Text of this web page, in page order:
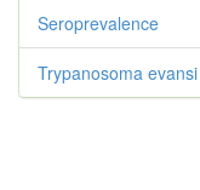
Seroprevalence
Trypanosoma evansi